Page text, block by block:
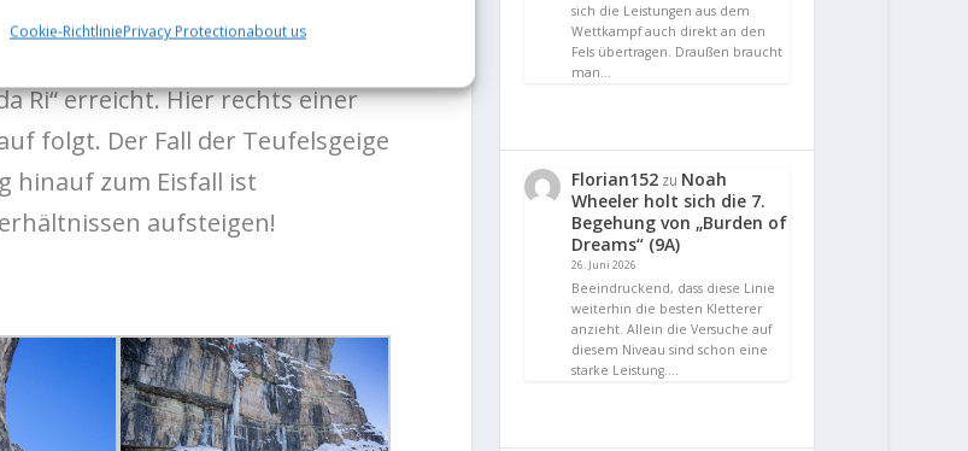
Cookie-RichtliniePrivacy Protectionabout us
14 ins Langental folgen bis
Ri“ erreicht. Hier rechts einer
folgt. Der Fall der Teufelsgeige
hinauf zum Eisfall ist
aufsteigen!
sich die Leistungen aus dem
Wettkampf auch direkt an den
Fels übertragen. Draußen braucht
man…
Florian152 zu Noah
Wheeler holt sich die 7.
Begehung von „Burden of
Dreams“ (9A)
26. Juni 2026
Beeindruckend, dass diese Linie
weiterhin die besten Kletterer
anzieht. Allein die Versuche auf
diesem Niveau sind schon eine
starke Leistung.…